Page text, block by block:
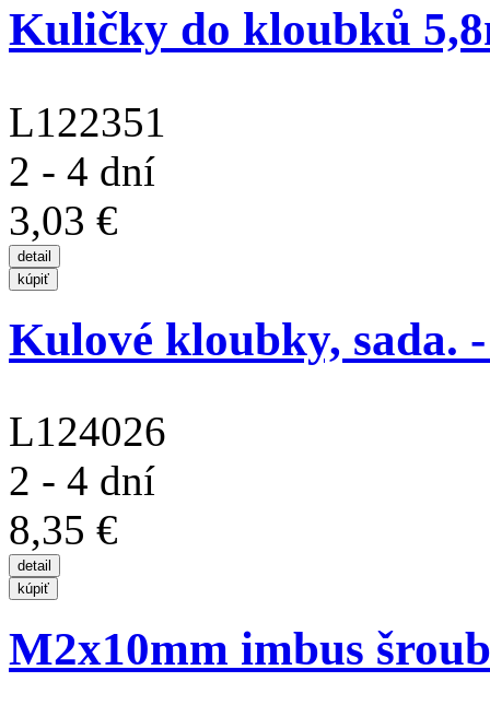
Kuličky do kloubků
L122351
2 - 4 dní
3,03 €
Kulové kloubky, sada. -
L124026
2 - 4 dní
8,35 €
M2x10mm imbus